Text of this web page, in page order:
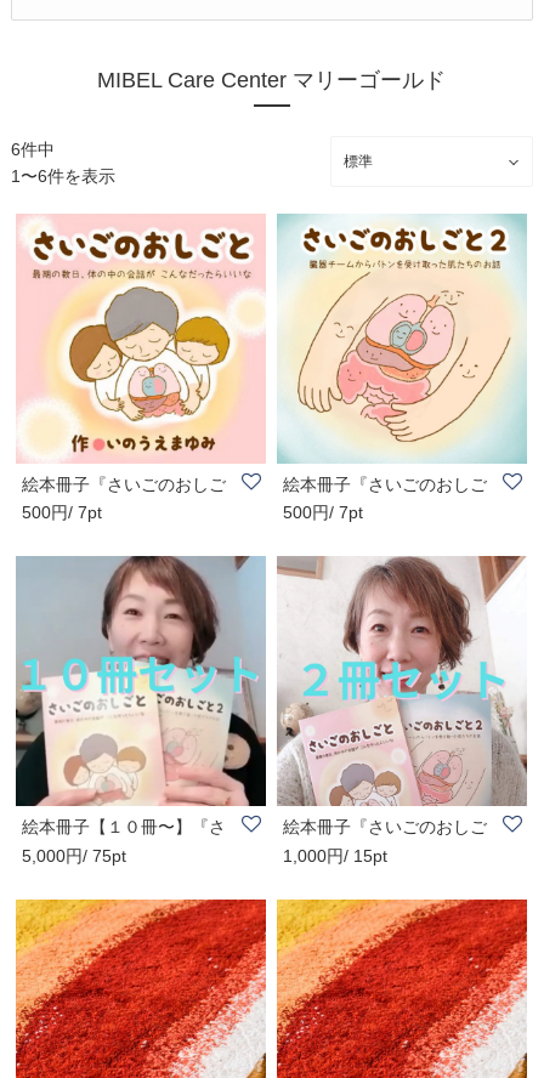
MIBEL Care Center マリーゴールド
6件中
1〜6件を表示
絵本冊子『さいごのおしご
と』〜最期の数..
500円/ 7pt
絵本冊子『さいごのおしご
と２』〜臓器チ..
500円/ 7pt
絵本冊子【１０冊〜】『さ
いごのおしごと..
5,000円/ 75pt
絵本冊子『さいごのおしご
と』『さいごの..
1,000円/ 15pt